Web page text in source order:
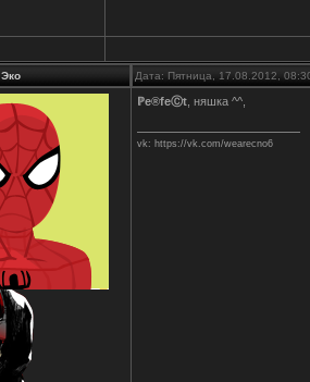
Эко Дата: Пятница, 17.08.2012,
ℙe®feⒸt , няшка ^^,
vk: https://vk.com/wearecno6